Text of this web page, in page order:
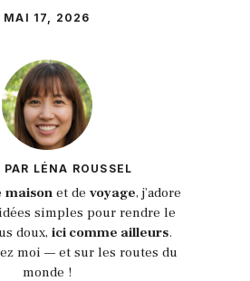
MAI 17, 2026
PAR LÉNA ROUSSEL
maisonet de voyage, j’adore
simples pour rendre le
doux, ici comme ailleurs.
moi — et sur les routes du
monde !